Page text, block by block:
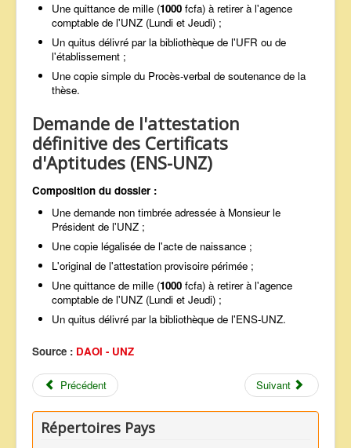
Une quittance de mille (1000 fcfa) à retirer à l'agence
comptable de l'UNZ (Lundi et Jeudi) ;
Un quitus délivré par la bibliothèque de l'UFR ou de
l'établissement ;
Une copie simple du Procès-verbal de soutenance de la
thèse.
Demande de l'attestation
définitive des Certificats
d'Aptitudes (ENS-UNZ)
Composition du dossier :
Une demande non timbrée adressée à Monsieur le
Président de l'UNZ ;
Une copie légalisée de l'acte de naissance ;
L'original de l'attestation provisoire périmée ;
Une quittance de mille (1000 fcfa) à retirer à l'agence
comptable de l'UNZ (Lundi et Jeudi) ;
Un quitus délivré par la bibliothèque de l'ENS-UNZ.
Source : DAOI - UNZ
Précédent Suivant
Répertoires Pays